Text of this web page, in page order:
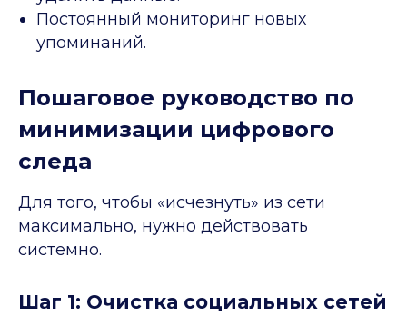
Постоянный мониторинг новых
упоминаний.
Пошаговое руководство по
минимизации цифрового
следа
Для того, чтобы «исчезнуть» из сети
максимально, нужно действовать
системно.
Шаг 1: Очистка социальных сетей